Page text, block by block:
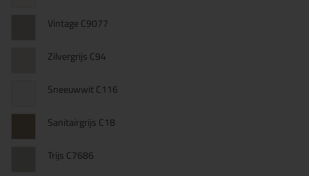
Vintage C9077
Zilvergrijs C94
Sneeuwwit C116
Sanitairgrijs C18
Trijs C7686